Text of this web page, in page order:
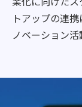
トアップの連
ノベーション活